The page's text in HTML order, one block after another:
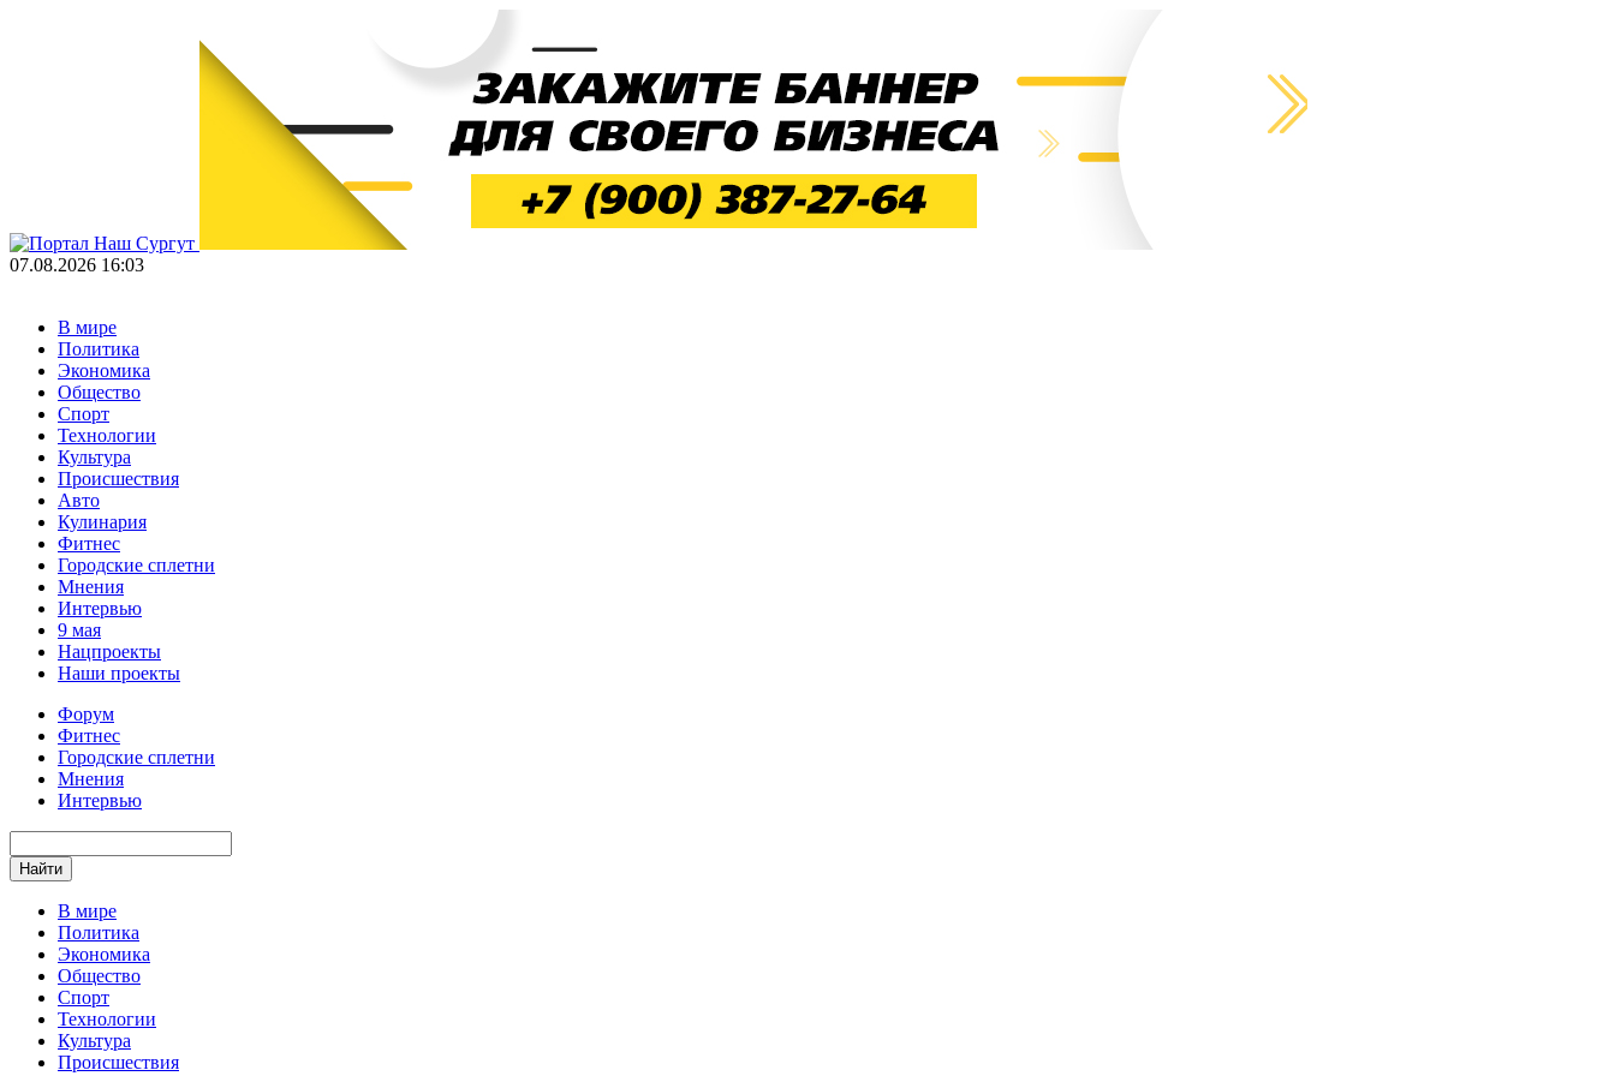
07.08.2026 16:03
В мире
Политика
Экономика
Общество
Спорт
Технологии
Культура
Происшествия
Авто
Кулинария
Фитнес
Городские сплетни
Мнения
Интервью
9 мая
Нацпроекты
Наши проекты
Форум
Фитнес
Городские сплетни
Мнения
Интервью
Найти
В мире
Политика
Экономика
Общество
Спорт
Технологии
Культура
Происшествия